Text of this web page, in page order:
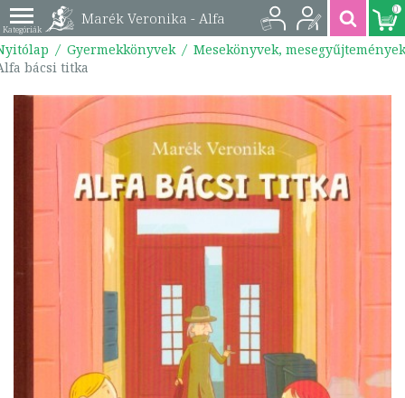
Marék Veronika - Alfa
bácsi titka |
9789634104841
0
Gyermekkönyvek
Mesekönyvek, mesegyűjtemények
bácsi titka